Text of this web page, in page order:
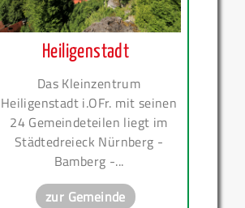
Heiligenstadt
Das Kleinzentrum
Heiligenstadt i.OFr. mit seinen
24 Gemeindeteilen liegt im
Städtedreieck Nürnberg -
Bamberg -...
zur Gemeinde